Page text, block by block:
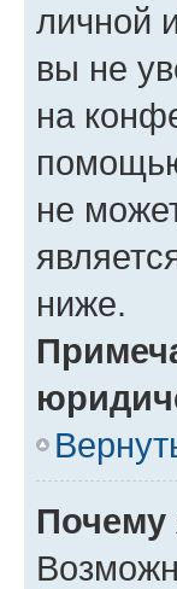
личной
вы не
на
не
ниже.
Почему